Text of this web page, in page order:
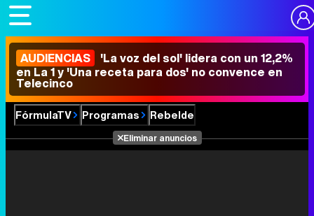
AUDIENCIAS 'La voz del sol' lidera con un 12,2%
en La 1 y 'Una receta para dos' no convence en
Telecinco
FórmulaTV Programas Rebelde
Eliminar anuncios